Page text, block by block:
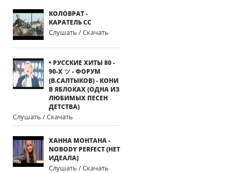
КОЛОВРАТ -
КАРАТЕЛЬ СС
Слушать / Скачать
• РУССКИЕ ХИТЫ 80 -
90-Х ツ - ФОРУМ
(В.САЛТЫКОВ) - КОНИ
В ЯБЛОКАХ (ОДНА ИЗ
ЛЮБИМЫХ ПЕСЕН
ДЕТСТВА)
Слушать / Скачать
ХАННА МОНТАНА -
NOBODY PERFECT (НЕТ
ИДЕАЛА)
Слушать / Скачать